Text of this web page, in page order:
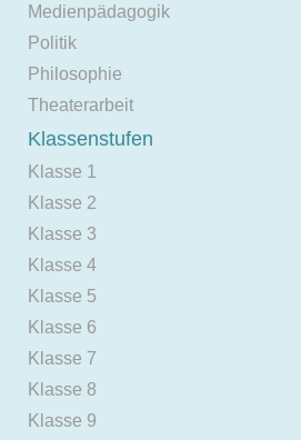
Medienpädagogik
Politik
Philosophie
Theaterarbeit
Klassenstufen
Klasse 1
Klasse 2
Klasse 3
Klasse 4
Klasse 5
Klasse 6
Klasse 7
Klasse 8
Klasse 9